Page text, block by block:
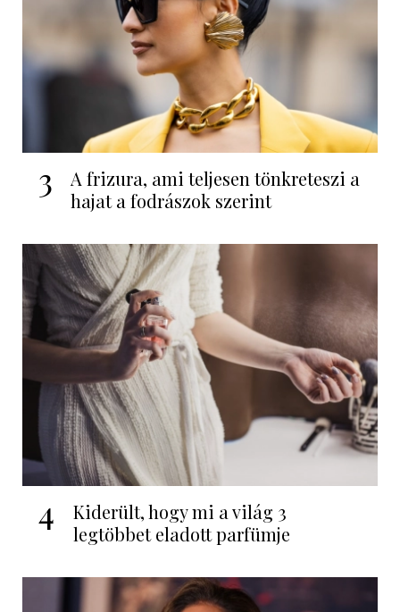
3
A frizura, ami teljesen tönkreteszi a
hajat a fodrászok szerint
4
Kiderült, hogy mi a világ 3
legtöbbet eladott parfümje